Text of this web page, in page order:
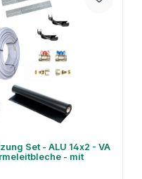
Set - ALU 14x2 - VA
- mit